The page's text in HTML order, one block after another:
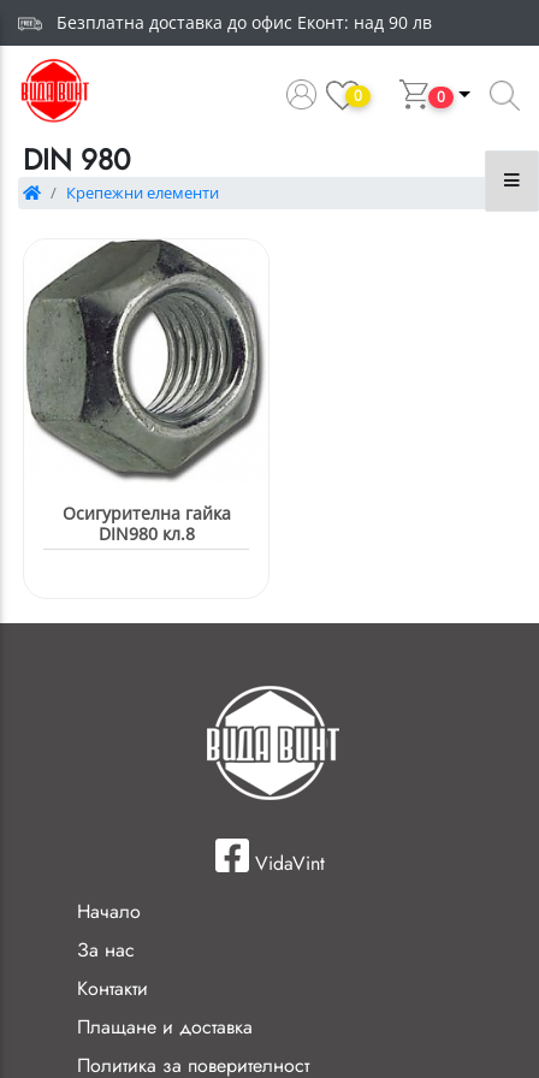
Безплатна доставка до офис Еконт: над 90 лв
0 0
DIN 980
Крепежни елементи
Осигурителна гайка
DIN980 кл.8
VidaVint
Начало
За нас
Контакти
Плащане и доставка
Политика за поверителност